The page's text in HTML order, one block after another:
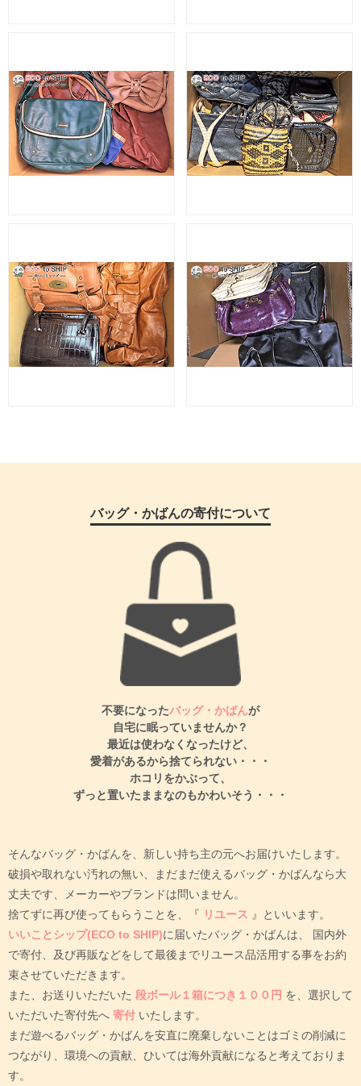
バッグ・かばんの寄付について
不要になったバッグ・かばんが
自宅に眠っていませんか？
最近は使わなくなったけど、
愛着があるから捨てられない・・・
ホコリをかぶって、
ずっと置いたままなのもかわいそう・・・
そんなバッグ・かばんを、新しい持ち主の元へお届けいたします。
破損や取れない汚れの無い、まだまだ使えるバッグ・かばんなら大
丈夫です、メーカーやブランドは問いません。
捨てずに再び使ってもらうことを、『 リユース 』といいます。
いいことシップ(ECO to SHIP)に届いたバッグ・かばんは、
国内外
で寄付、及び再販などをして最後までリユース品活用する事をお約
束させていただきます。
また、お送りいただいた 段ボール１箱につき１００円 を、選択して
いただいた寄付先へ 寄付 いたします。
まだ遊べるバッグ・かばんを安直に廃棄しないことはゴミの削減に
つながり、環境への貢献、ひいては海外貢献になると考えておりま
す。